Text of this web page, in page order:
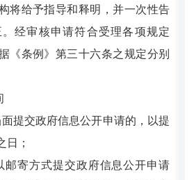
将给予指导和释明，并一次性告
经审核申请符合受理各项规定
《条例》第三十六条之规定分别
面提交政府信息公开申请的，以提
日；
邮寄方式提交政府信息公开申请